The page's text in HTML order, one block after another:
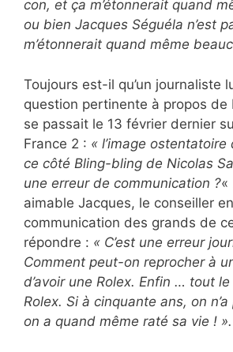
con, et ça m’étonnerait quand
ou bien Jacques Séguéla n’est
m’étonnerait quand même
Toujours est-il qu’un journaliste
question pertinente à propos de
se passait le 13 février dernier
France 2 : « l’image
ce côté Bling-bling de Nicolas
une erreur de communication ?«
aimable Jacques, le conseiller en
communication des grands de
répondre : « C’est une erreur
Comment peut-on reprocher à
d’avoir une Rolex. Enfin … tout
Rolex. Si à cinquante ans, on
on a quand même raté sa vie ! ».